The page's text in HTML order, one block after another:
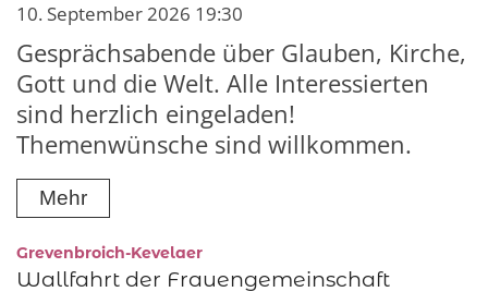
10. September 2026 19:30
Gesprächsabende über Glauben, Kirche,
Gott und die Welt. Alle Interessierten
sind herzlich eingeladen!
Themenwünsche sind willkommen.
Mehr
Grevenbroich-Kevelaer:
Wallfahrt der Frauengemeinschaft